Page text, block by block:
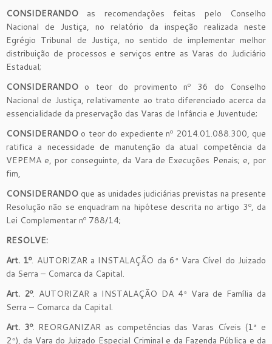
CONSIDERANDO as recomendações feitas pelo Conselho
Nacional de Justiça, no relatório da inspeção realizada neste
Egrégio Tribunal de Justiça, no sentido de implementar melhor
distribuição de processos e serviços entre as Varas do Judiciário
Estadual;
CONSIDERANDO o teor do provimento nº 36 do Conselho
Nacional de Justiça, relativamente ao trato diferenciado acerca da
essencialidade da preservação das Varas de Infância e Juventude;
CONSIDERANDO o teor do expediente nº 2014.01.088.300, que
ratifica a necessidade de manutenção da atual competência da
VEPEMA e, por conseguinte, da Vara de Execuções Penais; e, por
fim,
CONSIDERANDO que as unidades judiciárias previstas na presente
Resolução não se enquadram na hipótese descrita no artigo 3º, da
Lei Complementar nº 788/14;
RESOLVE:
Art. 1º. AUTORIZAR a INSTALAÇÃO da 6ª Vara Cível do Juizado
da Serra – Comarca da Capital.
Art. 2º. AUTORIZAR a INSTALAÇÃO DA 4ª Vara de Família da
Serra – Comarca da Capital.
Art. 3º. REORGANIZAR as competências das Varas Cíveis (1ª e
2ª), da Vara do Juizado Especial Criminal e da Fazenda Pública e da